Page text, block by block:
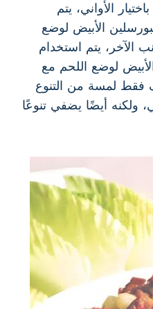
الأواني، يتم
الأبيض لوضع
الآخر، يتم استخدام
لوضع اللحم مع
فقط لمسة من التنوع
ولكنه أيضًا يضفي تنوعًا